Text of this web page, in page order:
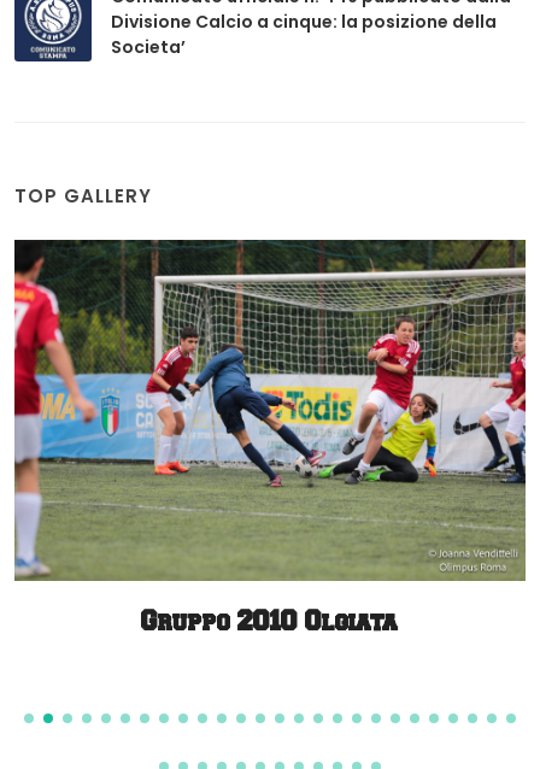
Divisione Calcio a cinque: la posizione della
Societa’
TOP GALLERY
Gruppo 2010 Olgiata